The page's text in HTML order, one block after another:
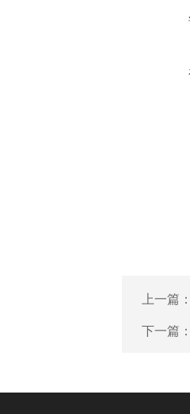
上一篇
下一篇